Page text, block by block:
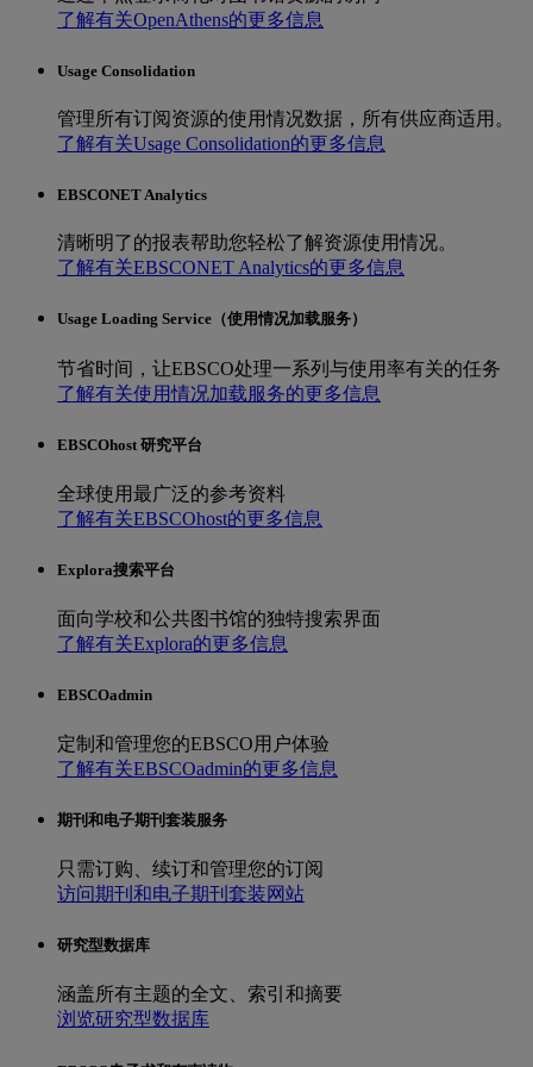
了解有关OpenAthens的更多信息
Usage Consolidation
管理所有订阅资源的使用情况数据，所有供应商适用。
了解有关Usage Consolidation的更多信息
EBSCONET Analytics
清晰明了的报表帮助您轻松了解资源使用情况。
了解有关EBSCONET Analytics的更多信息
Usage Loading Service（使用情况加载服务）
节省时间，让EBSCO处理一系列与使用率有关的任务
了解有关使用情况加载服务的更多信息
EBSCOhost 研究平台
全球使用最广泛的参考资料
了解有关EBSCOhost的更多信息
Explora搜索平台
面向学校和公共图书馆的独特搜索界面
了解有关Explora的更多信息
EBSCOadmin
定制和管理您的EBSCO用户体验
了解有关EBSCOadmin的更多信息
期刊和电子期刊套装服务
只需订购、续订和管理您的订阅
访问期刊和电子期刊套装网站
研究型数据库
涵盖所有主题的全文、索引和摘要
浏览研究型数据库